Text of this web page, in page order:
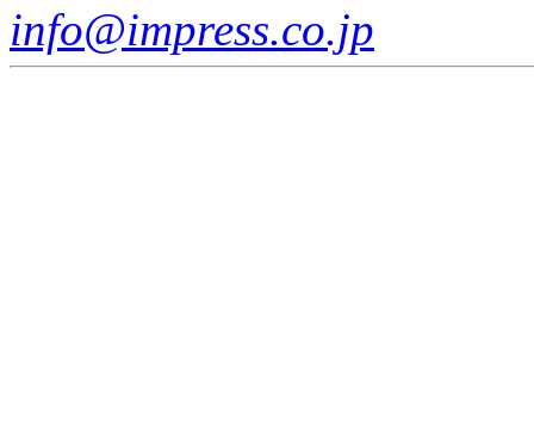
info@impress.co.jp